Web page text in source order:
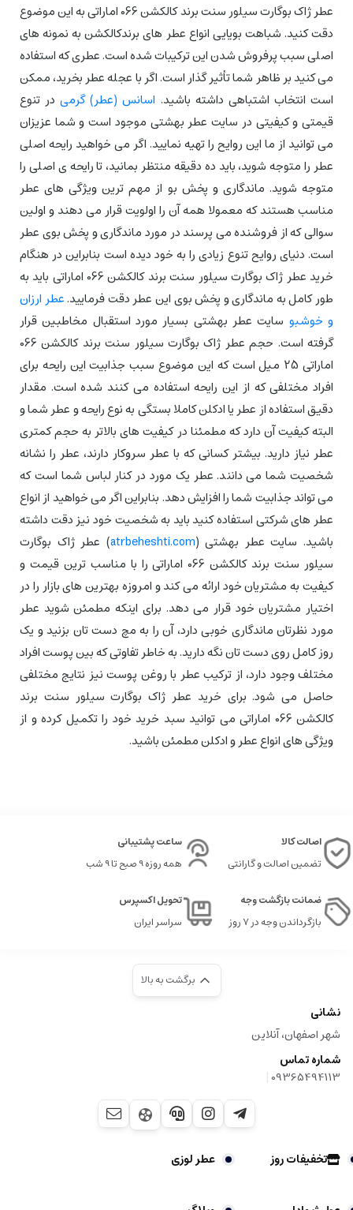
عطر ژاک بوگارت سیلور سنت برند کالکشن 066 اماراتی به این موضوع
دقت کنید. شباهت بویایی انواع عطر های برندکالکشن به نمونه های
اصلی سبب پرفروش شدن این ترکیبات شده است. عطری که استفاده
می کنید بر ظاهر شما تأثیر گذار است. اگر با عجله عطر بخرید، ممکن
است انتخاب اشتباهی داشته باشید. اسانس (عطر) گرمیدر تنوع
قیمتی و کیفیتی در سایت عطر بهشتی موجود است و شما عزیزان
می توانید از ما این روایح را تهیه نمایید. اگر می خواهید رایحه اصلی
عطر را متوجه شوید، باید ده دقیقه منتظر بمانید، تا رایحه ی اصلی را
متوجه شوید. ماندگاری و پخش بو از مهم ترین ویژگی های عطر
مناسب هستند که معمولا همه آن را اولویت قرار می دهند و اولین
سوالی که از فروشنده می پرسند در مورد ماندگاری و پخش بوی عطر
است. دنیای روایح تنوع زیادی را به خود دیده است بنابراین در هنگام
خرید عطر ژاک بوگارت سیلور سنت برند کالکشن 066 اماراتی باید به
طور کامل به ماندگاری و پخش بوی این عطر دقت فرمایید. عطر ارزان
و خوشبو سایت عطر بهشتی بسیار مورد استقبال مخاطبین قرار
گرفته است. حجم عطر ژاک بوگارت سیلور سنت برند کالکشن 066
اماراتی 25 میل است که این موضوع سبب جذابیت این رایحه برای
افراد مختلفی که از این رایحه استفاده می کنند شده است. مقدار
دقیق استفاده از عطر یا ادکلن کاملا بستگی به نوع رایحه و عطر شما و
البته کیفیت آن دارد که مطمئنا در کیفیت های بالاتر به حجم کمتری
عطر نیاز دارید. بیشتر کسانی که با عطر سروکار دارند، عطر را نشانه
شخصیت شما می دانند. عطر یک مورد در کنار لباس شما است که
می تواند جذابیت شما را افزایش دهد. بنابراین اگر می خواهید از انواع
عطر های شرکتی استفاده کنید باید به شخصیت خود نیز دقت داشته
باشید. سایت عطر بهشتی (atrbeheshti.com) عطر ژاک بوگارت
سیلور سنت برند کالکشن 066 اماراتی را با مناسب ترین قیمت و
کیفیت به مشتریان خود ارائه می کند و امروزه بهترین های بازار را در
اختیار مشتریان خود قرار می دهد. برای اینکه مطمئن شوید عطر
مورد نظرتان ماندگاری خوبی دارد، آن را به مچ دست تان بزنید و یک
روز کامل روی دست تان نگه دارید. به خاطر تفاوتی که بین پوست افراد
مختلف وجود دارد، از ترکیب عطر با روغن پوست نیز نتایج مختلفی
حاصل می شود. برای خرید عطر ژاک بوگارت سیلور سنت برند
کالکشن 066 اماراتی می توانید سبد خرید خود را تکمیل کرده و از
ویژگی های انواع عطر و ادکلن مطمئن باشید.
اصالت کالا
تضمین اصالت و گارانتی
ساعت پشتیبانی
همه روزه 9 صبح تا 9 شب
ضمانت بازگشت وجه
بازگرداندن وجه در ۷ روز
تحویل اکسپرس
سراسر ایران
برگشت به بالا
نشانی
شهر اصفهان، آنلاین
شماره تماس
09365494113
|
تخفیفات روز عطر لوزی